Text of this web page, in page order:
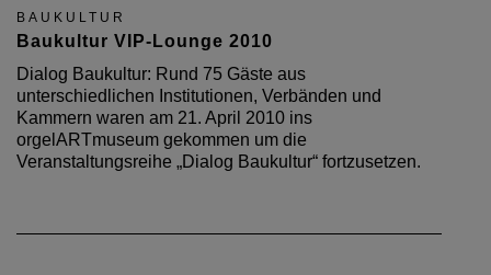
BAUKULTUR
Baukultur VIP-Lounge 2010
Dialog Baukultur: Rund 75 Gäste aus
unterschiedlichen Institutionen, Verbänden und
Kammern waren am 21. April 2010 ins
orgelARTmuseum gekommen um die
Veranstaltungsreihe „Dialog Baukultur“ fortzusetzen.